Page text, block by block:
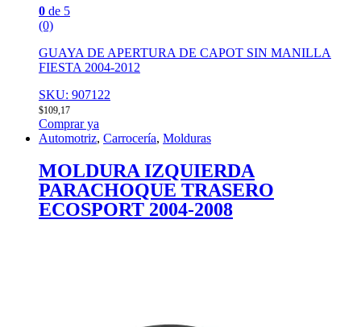
0 de 5
(0)
GUAYA DE APERTURA DE CAPOT SIN MANILLA
FIESTA 2004-2012
SKU: 907122
$109,17
Comprar ya
Automotriz, Carrocería, Molduras
MOLDURA IZQUIERDA
PARACHOQUE TRASERO
ECOSPORT 2004-2008